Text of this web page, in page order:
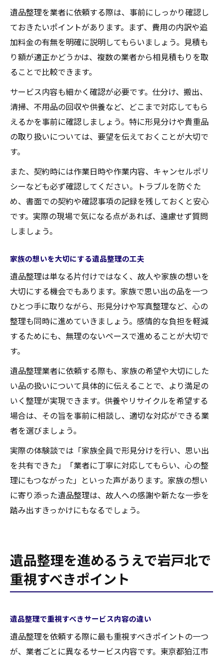
遺品整理を業者に依頼する際は、事前にしっかり確認し
ておきたいポイントがあります。まず、費用の内訳や追
加料金の有無を明確に説明してもらいましょう。見積も
り額が適正かどうかは、複数の業者から相見積もりを取
ることで比較できます。
サービス内容も細かく確認が必要です。仕分け、搬出、
清掃、不用品の回収や供養など、どこまで対応してもら
えるかを事前に確認しましょう。特に形見分けや貴重品
の取り扱いについては、要望を伝えておくことが大切で
す。
また、契約時には作業日時や作業内容、キャンセルポリ
シーなども必ず確認してください。トラブルを防ぐた
め、書面での契約や確認事項の記録を残しておくと安心
です。実際の現場で気になる点があれば、遠慮せず質問
しましょう。
家族の想いを大切にする遺品整理の工夫
遺品整理は単なる片付けではなく、故人や家族の想いを
大切にする機会でもあります。家族で思い出の品を一つ
ひとつ手に取りながら、形見分けや写真整理など、心の
整理も同時に進めていきましょう。感情的な負担を軽減
するためにも、無理のないペースで進めることが大切で
す。
遺品整理業者に依頼する際も、家族の希望や大切にした
い品の扱いについて具体的に伝えることで、より満足の
いく整理が実現できます。供養やリサイクルを希望する
場合は、その旨を事前に相談し、適切な対応ができる業
者を選びましょう。
実際の体験談では「家族全員で形見分けを行い、思い出
を共有できた」「業者に丁寧に対応してもらい、心の整
理にもつながった」といった声があります。家族の想い
に寄り添った遺品整理は、故人への感謝や新たな一歩を
踏み出すきっかけにもなるでしょう。
遺品整理を進めるうえで岩戸北で
重視すべきポイント
遺品整理で重視すべきサービス内容の違い
遺品整理を依頼する際に最も重視すべきポイントの一つ
が、業者ごとに異なるサービス内容です。東京都狛江市